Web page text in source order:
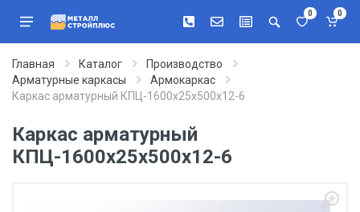
0 0
Главная Каталог
Производство
Арматурные каркасы
Армокаркас
Каркас арматурный КПЦ-1600х25х500х12-6
Каркас арматурный
КПЦ-1600х25х500х12-6